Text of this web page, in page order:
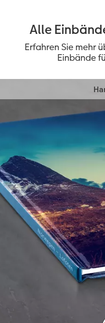
Alle
Erfahren Sie mehr
Einbände
Hardcover
Ein besonders
Ihre wertvollen Fotos
Feste Bildband-
Großer, flexibel
Gold-,
Glänzende